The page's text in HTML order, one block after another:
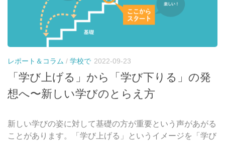
レポート＆コラム / 学校で 2022-09-23
「学び上げる」から「学び下りる」の発
想へ〜新しい学びのとらえ方
新しい学びの姿に対して基礎の方が重要という声があがる
ことがあります。「学び上げる」というイメージを「学び